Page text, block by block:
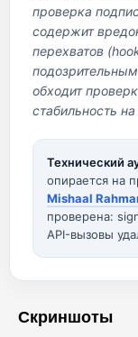
проверка
содержит
перехватов
обходит
стабильность
Технический
опирается на
Mishaal
проверена:
API-вызовы
Скриншоты